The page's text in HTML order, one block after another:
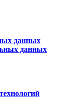
данных
данных